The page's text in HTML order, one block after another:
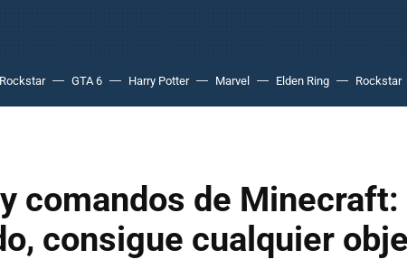
Rockstar GTA 6 Harry Potter Marvel Elden Ring Rockstar
comandos de
consigue cualquier